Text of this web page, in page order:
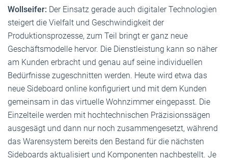
Wollseifer: Der Einsatz gerade auch digitaler Technologien
steigert die Vielfalt und Geschwindigkeit der
Produktionsprozesse, zum Teil bringt er ganz neue
Geschäftsmodelle hervor. Die Dienstleistung kann so näher
am Kunden erbracht und genau auf seine individuellen
Bedürfnisse zugeschnitten werden. Heute wird etwa das
neue Sideboard online konfiguriert und mit dem Kunden
gemeinsam in das virtuelle Wohnzimmer eingepasst. Die
Einzelteile werden mit hochtechnischen Präzisionssägen
ausgesägt und dann nur noch zusammengesetzt, während
das Warensystem bereits den Bestand für die nächsten
Sideboards aktualisiert und Komponenten nachbestellt. Je